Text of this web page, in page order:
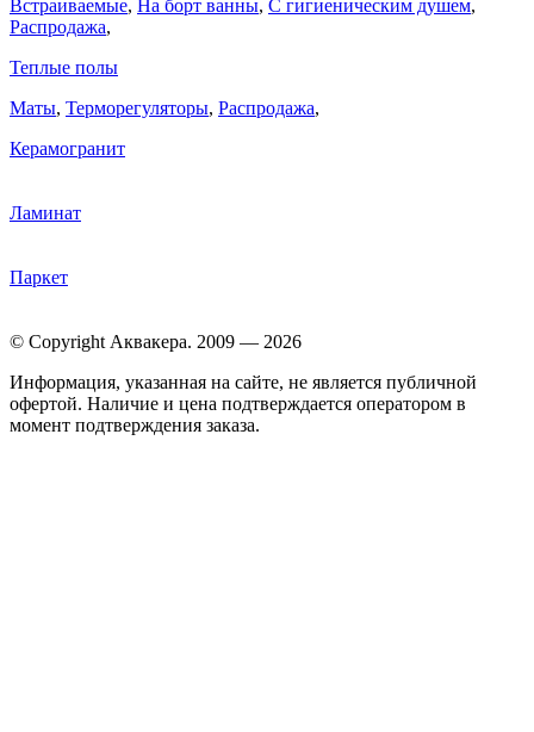
Встраиваемые, На борт ванны, C гигиеническим душем,
Распродажа,
Теплые полы
Маты, Терморегуляторы, Распродажа,
Керамогранит
Ламинат
Паркет
© Copyright Аквакера. 2009 — 2026
Информация, указанная на сайте, не является публичной
офертой. Наличие и цена подтверждается оператором в
момент подтверждения заказа.